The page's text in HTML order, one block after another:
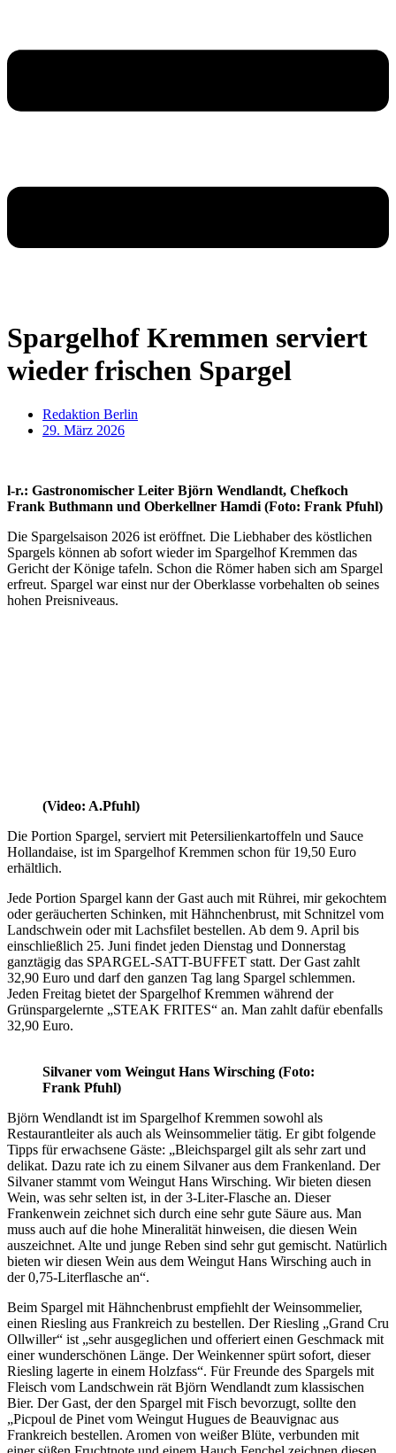
Spargelhof Kremmen serviert
wieder frischen Spargel
Redaktion Berlin
29. März 2026
l-r.: Gastronomischer Leiter Björn Wendlandt, Chefkoch
Frank Buthmann und Oberkellner Hamdi (Foto: Frank Pfuhl)
Die Spargelsaison 2026 ist eröffnet. Die Liebhaber des köstlichen
Spargels können ab sofort wieder im Spargelhof Kremmen das
Gericht der Könige tafeln. Schon die Römer haben sich am Spargel
erfreut. Spargel war einst nur der Oberklasse vorbehalten ob seines
hohen Preisniveaus.
(Video: A.Pfuhl)
Die Portion Spargel, serviert mit Petersilienkartoffeln und Sauce
Hollandaise, ist im Spargelhof Kremmen schon für 19,50 Euro
erhältlich.
Jede Portion Spargel kann der Gast auch mit Rührei, mir gekochtem
oder geräucherten Schinken, mit Hähnchenbrust, mit Schnitzel vom
Landschwein oder mit Lachsfilet bestellen. Ab dem 9. April bis
einschließlich 25. Juni findet jeden Dienstag und Donnerstag
ganztägig das SPARGEL-SATT-BUFFET statt. Der Gast zahlt
32,90 Euro und darf den ganzen Tag lang Spargel schlemmen.
Jeden Freitag bietet der Spargelhof Kremmen während der
Grünspargelernte „STEAK FRITES“ an. Man zahlt dafür ebenfalls
32,90 Euro.
Silvaner vom Weingut Hans Wirsching (Foto:
Frank Pfuhl)
Björn Wendlandt ist im Spargelhof Kremmen sowohl als
Restaurantleiter als auch als Weinsommelier tätig. Er gibt folgende
Tipps für erwachsene Gäste: „Bleichspargel gilt als sehr zart und
delikat. Dazu rate ich zu einem Silvaner aus dem Frankenland. Der
Silvaner stammt vom Weingut Hans Wirsching. Wir bieten diesen
Wein, was sehr selten ist, in der 3-Liter-Flasche an. Dieser
Frankenwein zeichnet sich durch eine sehr gute Säure aus. Man
muss auch auf die hohe Mineralität hinweisen, die diesen Wein
auszeichnet. Alte und junge Reben sind sehr gut gemischt. Natürlich
bieten wir diesen Wein aus dem Weingut Hans Wirsching auch in
der 0,75-Literflasche an“.
Beim Spargel mit Hähnchenbrust empfiehlt der Weinsommelier,
einen Riesling aus Frankreich zu bestellen. Der Riesling „Grand Cru
Ollwiller“ ist „sehr ausgeglichen und offeriert einen Geschmack mit
einer wunderschönen Länge. Der Weinkenner spürt sofort, dieser
Riesling lagerte in einem Holzfass“. Für Freunde des Spargels mit
Fleisch vom Landschwein rät Björn Wendlandt zum klassischen
Bier. Der Gast, der den Spargel mit Fisch bevorzugt, sollte den
„Picpoul de Pinet vom Weingut Hugues de Beauvignac aus
Frankreich bestellen. Aromen von weißer Blüte, verbunden mit